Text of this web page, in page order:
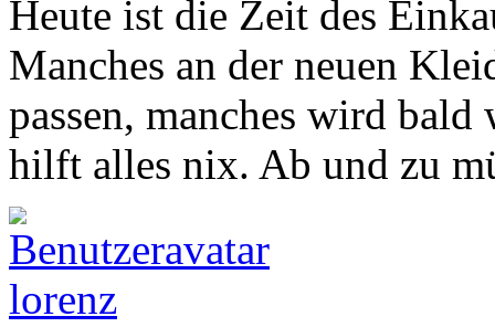
Heute ist die Zeit des
Manches an der neuen
passen, manches wird
hilft alles nix. Ab und zu
lorenz